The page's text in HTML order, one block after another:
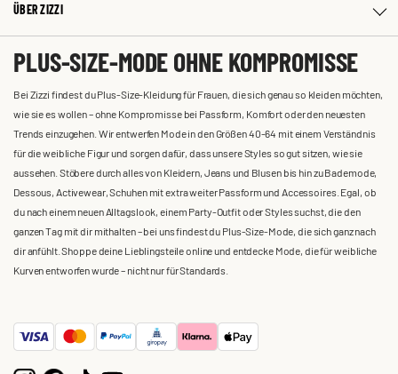
ÜBER ZIZZI
PLUS-SIZE-MODE OHNE KOMPROMISSE
Bei Zizzi findest du Plus-Size-Kleidung für Frauen, die sich genau so kleiden möchten,
wie sie es wollen – ohne Kompromisse bei Passform, Komfort oder den neuesten
Trends einzugehen. Wir entwerfen Mode in den Größen 40-64 mit einem Verständnis
für die weibliche Figur und sorgen dafür, dass unsere Styles so gut sitzen, wie sie
aussehen. Stöbere durch alles von Kleidern, Jeans und Blusen bis hin zu Bademode,
Dessous, Activewear, Schuhen mit extra weiter Passform und Accessoires. Egal, ob
du nach einem neuen Alltagslook, einem Party-Outfit oder Styles suchst, die den
ganzen Tag mit dir mithalten – bei uns findest du Plus-Size-Mode, die sich ganz nach
dir anfühlt. Shoppe deine Lieblingsteile online und entdecke Mode, die für weibliche
Kurven entworfen wurde – nicht nur für Standards.